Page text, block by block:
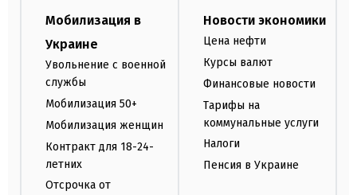
Мобилизация в
Украине
Увольнение с военной
службы
Мобилизация 50+
Мобилизация женщин
Контракт для 18-24-
летних
Отсрочка от
Новости экономики
Цена нефти
Курсы валют
Финансовые новости
Тарифы на
коммунальные услуги
Налоги
Пенсия в Украине